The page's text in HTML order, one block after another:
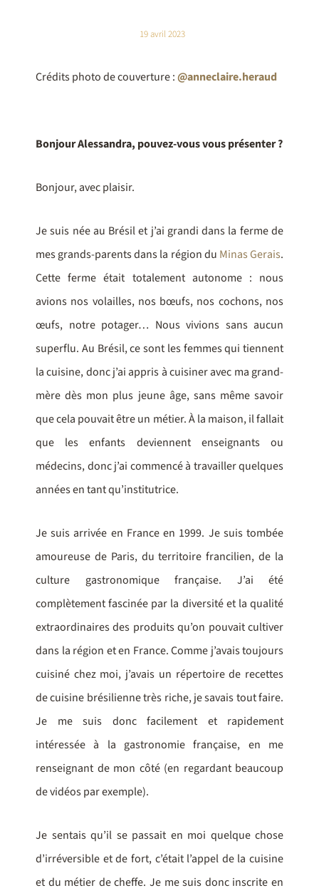
19 avril 2023
Crédits photo de couverture :@anneclaire.heraud
Bonjour Alessandra, pouvez-vous vous présenter ?
Bonjour, avec plaisir.
Je suis née au Brésil et j’ai grandi dans la ferme de
mes grands-parents dans la région du Minas Gerais.
Cette ferme était totalement autonome : nous
avions nos volailles, nos bœufs, nos cochons, nos
œufs, notre potager… Nous vivions sans aucun
superflu. Au Brésil, ce sont les femmes qui tiennent
la cuisine, donc j’ai appris à cuisiner avec ma grand-
mère dès mon plus jeune âge, sans même savoir
que cela pouvait être un métier. À la maison, il fallait
que les enfants deviennent enseignants ou
médecins, donc j’ai commencé à travailler quelques
années en tant qu’institutrice.
Je suis arrivée en France en 1999. Je suis tombée
amoureuse de Paris, du territoire francilien, de la
culture gastronomique française. J’ai été
complètement fascinée par la diversité et la qualité
extraordinaires des produits qu’on pouvait cultiver
dans la région et en France. Comme j’avais toujours
cuisiné chez moi, j’avais un répertoire de recettes
de cuisine brésilienne très riche, je savais tout faire.
Je me suis donc facilement et rapidement
intéressée à la gastronomie française, en me
renseignant de mon côté (en regardant beaucoup
de vidéos par exemple).
Je sentais qu’il se passait en moi quelque chose
d’irréversible et de fort, c’était l’appel de la cuisine
et du métier de cheffe. Je me suis donc inscrite en